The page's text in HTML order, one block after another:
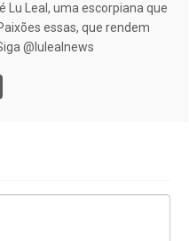
Lu Leal, uma escorpiana que
essas, que rendem
@lulealnews